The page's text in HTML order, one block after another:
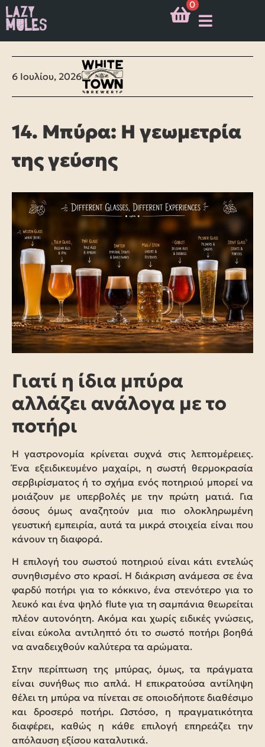
0
6 Ιουλίου, 2026
14. Μπύρα: Η γεωμετρία
της γεύσης
Γιατί η ίδια μπύρα
αλλάζει ανάλογα με το
ποτήρι
Η γαστρονομία κρίνεται συχνά στις λεπτομέρειες.
Ένα εξειδικευμένο μαχαίρι, η σωστή θερμοκρασία
σερβιρίσματος ή το σχήμα ενός ποτηριού μπορεί να
μοιάζουν με υπερβολές με την πρώτη ματιά. Για
όσους όμως αναζητούν μια πιο ολοκληρωμένη
γευστική εμπειρία, αυτά τα μικρά στοιχεία είναι που
κάνουν τη διαφορά.
Η επιλογή του σωστού ποτηριού είναι κάτι εντελώς
συνηθισμένο στο κρασί. Η διάκριση ανάμεσα σε ένα
φαρδύ ποτήρι για το κόκκινο, ένα στενότερο για το
λευκό και ένα ψηλό flute για τη σαμπάνια θεωρείται
πλέον αυτονόητη. Ακόμα και χωρίς ειδικές γνώσεις,
είναι εύκολα αντιληπτό ότι το σωστό ποτήρι βοηθά
να αναδειχθούν καλύτερα τα αρώματα.
Στην περίπτωση της μπύρας, όμως, τα πράγματα
είναι συνήθως πιο απλά. Η επικρατούσα αντίληψη
θέλει τη μπύρα να πίνεται σε οποιοδήποτε διαθέσιμο
και δροσερό ποτήρι. Ωστόσο, η πραγματικότητα
διαφέρει, καθώς η κάθε επιλογή επηρεάζει την
απόλαυση εξίσου καταλυτικά.